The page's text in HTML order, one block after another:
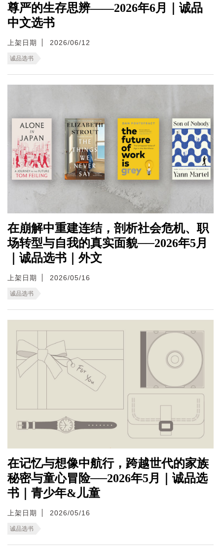
尊严的生存思辨——2026年6月｜诚品
中文选书
上架日期 2026/06/12
诚品选书
在崩解中重建连结，剖析社会危机、职
场转型与自我的真实面貌──2026年5月
｜诚品选书｜外文
上架日期 2026/05/16
诚品选书
在记忆与想像中航行，跨越世代的家族
秘密与童心冒险──2026年5月｜诚品选
书｜青少年&儿童
上架日期 2026/05/16
诚品选书